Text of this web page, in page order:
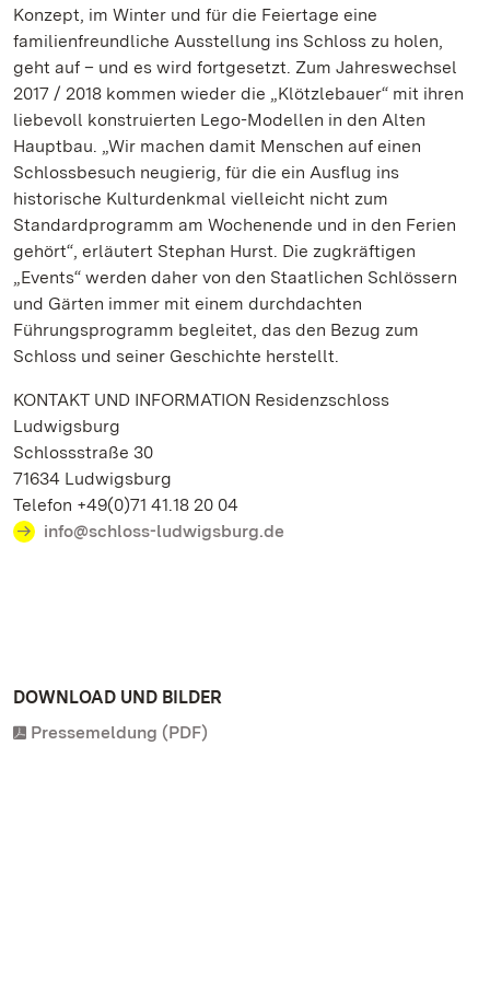
Konzept, im Winter und für die Feiertage eine
familienfreundliche Ausstellung ins Schloss zu holen,
geht auf – und es wird fortgesetzt. Zum Jahreswechsel
2017 / 2018 kommen wieder die „Klötzlebauer“ mit ihren
liebevoll konstruierten Lego-Modellen in den Alten
Hauptbau. „Wir machen damit Menschen auf einen
Schlossbesuch neugierig, für die ein Ausflug ins
historische Kulturdenkmal vielleicht nicht zum
Standardprogramm am Wochenende und in den Ferien
gehört“, erläutert Stephan Hurst. Die zugkräftigen
„Events“ werden daher von den Staatlichen Schlössern
und Gärten immer mit einem durchdachten
Führungsprogramm begleitet, das den Bezug zum
Schloss und seiner Geschichte herstellt.
KONTAKT UND INFORMATION Residenzschloss
Ludwigsburg
Schlossstraße 30
71634 Ludwigsburg
Telefon +49(0)71 41.18 20 04
info@schloss-ludwigsburg.de
DOWNLOAD UND BILDER
Pressemeldung (PDF)